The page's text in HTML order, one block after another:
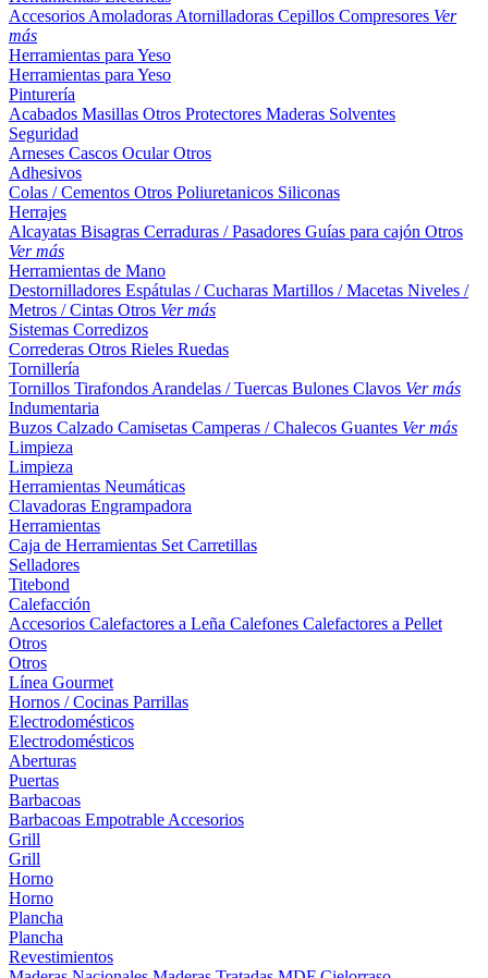
Accesorios Amoladoras Atornilladoras Cepillos Compresores Ver
más
Herramientas para Yeso
Herramientas para Yeso
Pinturería
Acabados Masillas Otros Protectores Maderas Solventes
Seguridad
Arneses Cascos OcularOtros
Adhesivos
Colas / Cementos Otros Poliuretanicos Siliconas
Herrajes
Alcayatas Bisagras Cerraduras / Pasadores Guías para cajón Otros
Ver más
Herramientas de Mano
Destornilladores Espátulas / Cucharas Martillos / Macetas Niveles /
Metros / Cintas Otros Ver más
Sistemas Corredizos
Correderas Otros Rieles Ruedas
Tornillería
Tornillos Tirafondos Arandelas / Tuercas Bulones Clavos Ver más
Indumentaria
Buzos Calzado Camisetas Camperas / Chalecos Guantes Ver más
Limpieza
Limpieza
Herramientas Neumáticas
Clavadoras Engrampadora
Herramientas
Caja de Herramientas Set Carretillas
Selladores
Titebond
Calefacción
Accesorios Calefactores a Leña Calefones Calefactores a Pellet
Otros
Otros
Línea Gourmet
Hornos / Cocinas Parrillas
Electrodomésticos
Electrodomésticos
Aberturas
Puertas
Barbacoas
Barbacoas Empotrable Accesorios
Grill
Grill
Horno
Horno
Plancha
Plancha
Revestimientos